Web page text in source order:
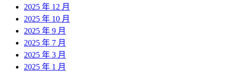
2025 年 12 月
2025 年 10 月
2025 年 9 月
2025 年 7 月
2025 年 3 月
2025 年 1 月